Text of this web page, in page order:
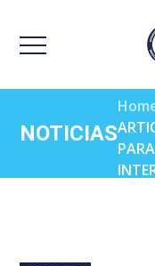
NOTICIAS